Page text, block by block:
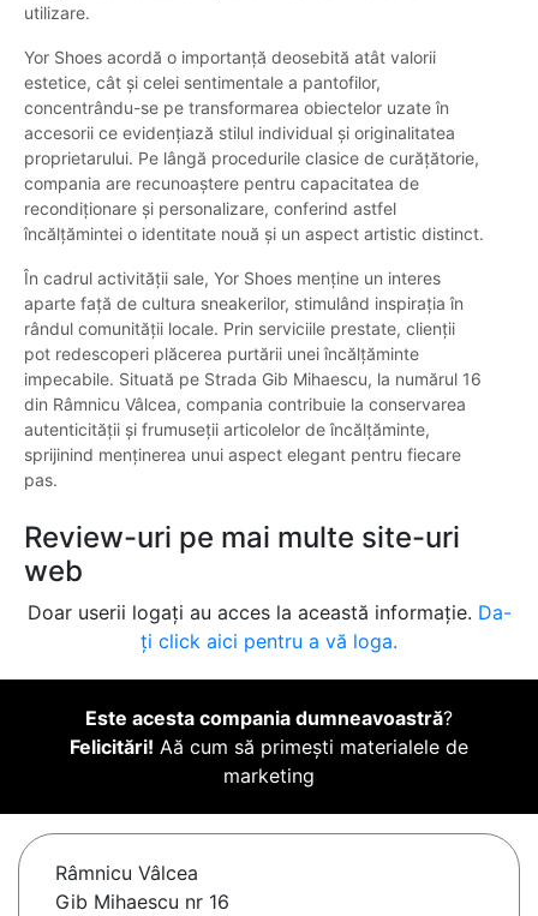
utilizare.
Yor Shoes acordă o importanță deosebită atât valorii
estetice, cât și celei sentimentale a pantofilor,
concentrându-se pe transformarea obiectelor uzate în
accesorii ce evidențiază stilul individual și originalitatea
proprietarului. Pe lângă procedurile clasice de curățătorie,
compania are recunoaștere pentru capacitatea de
recondiționare și personalizare, conferind astfel
încălțămintei o identitate nouă și un aspect artistic distinct.
În cadrul activității sale, Yor Shoes menține un interes
aparte față de cultura sneakerilor, stimulând inspirația în
rândul comunității locale. Prin serviciile prestate, clienții
pot redescoperi plăcerea purtării unei încălțăminte
impecabile. Situată pe Strada Gib Mihaescu, la numărul 16
din Râmnicu Vâlcea, compania contribuie la conservarea
autenticității și frumuseții articolelor de încălțăminte,
sprijinind menținerea unui aspect elegant pentru fiecare
pas.
Review-uri pe mai multe site-uri
web
Doar userii logați au acces la această informație. Da-
ți click aici pentru a vă loga.
Este acesta compania dumneavoastră?
Felicitări! Aă cum să primești materialele de
marketing
Râmnicu Vâlcea
Gib Mihaescu nr 16